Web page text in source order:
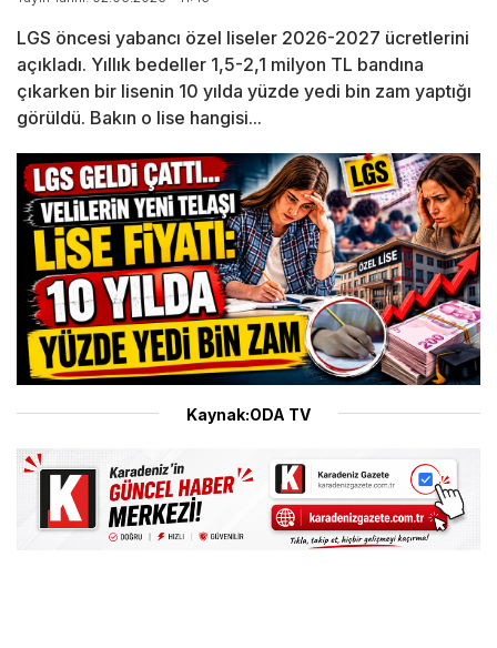
LGS öncesi yabancı özel liseler 2026-2027 ücretlerini
açıkladı. Yıllık bedeller 1,5-2,1 milyon TL bandına
çıkarken bir lisenin 10 yılda yüzde yedi bin zam yaptığı
görüldü. Bakın o lise hangisi...
Kaynak:ODA TV